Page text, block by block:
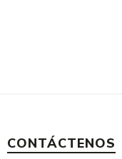
CONTÁCTENOS